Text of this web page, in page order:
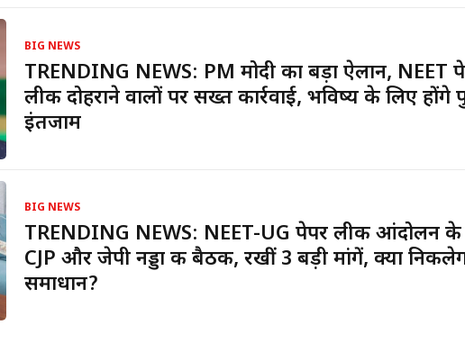
BIG NEWS
TRENDING NEWS: PM मोदी का बड़ा ऐलान, NEET
लीक दोहराने वालों पर सख्त कार्रवाई, भविष्य के लिए होंगे
इंतजाम
BIG NEWS
TRENDING NEWS: NEET-UG पेपर लीक आंदोलन के
CJP और जेपी नड्डा की बैठक, रखीं 3 बड़ी मांगें, क्या
समाधान?